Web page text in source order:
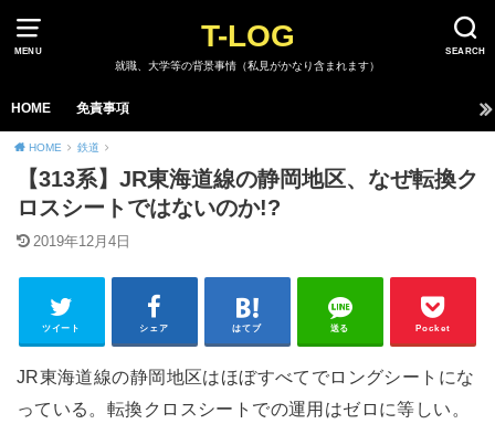
MENU SEARCH
T-LOG
就職、大学等の背景事情（私見がかなり含まれます）
HOME 免責事項
HOME 鉄道
【313系】JR東海道線の静岡地区、なぜ転換ク
ロスシートではないのか!?
2019年12月4日
ツイート シェア はてブ 送る Pocket
JR東海道線の静岡地区はほぼすべてでロングシートにな
っている。転換クロスシートでの運用はゼロに等しい。